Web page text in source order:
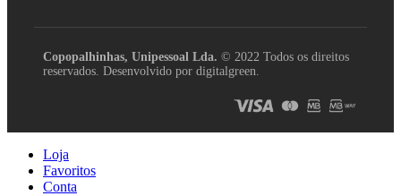
Copopalhinhas, Unipessoal Lda. © 2022 Todos os direitos
reservados. Desenvolvido por digitalgreen.
Loja
Favoritos
Conta